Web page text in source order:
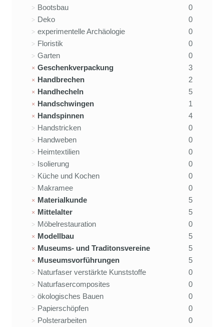
Bootsbau
0
Deko
0
experimentelle Archäologie
0
Floristik
0
Garten
0
Geschenkverpackung
3
Handbrechen
2
Handhecheln
5
Handschwingen
1
Handspinnen
4
Handstricken
0
Handweben
0
Heimtextilien
0
Isolierung
0
Küche und Kochen
0
Makramee
0
Materialkunde
5
Mittelalter
5
Möbelrestauration
0
Modellbau
5
Museums- und Traditonsvereine
5
Museumsvorführungen
5
Naturfaser verstärkte Kunststoffe
0
Naturfasercomposites
0
ökologisches Bauen
0
Papierschöpfen
0
Polsterarbeiten
0